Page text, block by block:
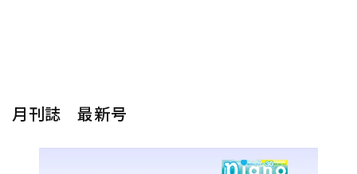
カテゴリ一覧